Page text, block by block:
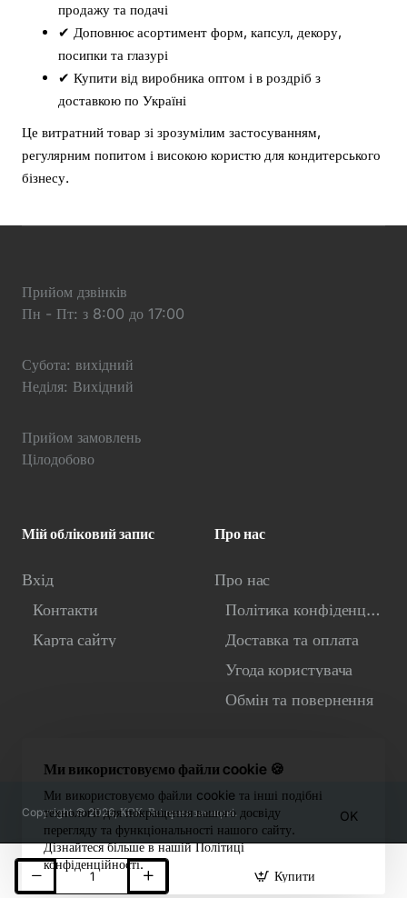
Ми використовуємо файли cookie 🍪
Ми використовуємо файли cookie та інші подібні
технології для покращення вашого досвіду
перегляду та функціональності нашого сайту.
Дізнайтеся більше в нашій Політиці
конфіденційності.
OK
Купити
продажу та подачі
✔ Доповнює асортимент форм, капсул, декору,
посипки та глазурі
✔ Купити від виробника оптом і в роздріб з
доставкою по Україні
Це витратний товар зі зрозумілим застосуванням,
регулярним попитом і високою користю для кондитерського
бізнесу.
Прийом дзвінків
Пн - Пт: з 8:00 до 17:00
Субота: вихідний
Неділя: Вихідний
Прийом замовлень
Цілодобово
Мій обліковий запис
Вхід
Контакти
Карта сайту
Про нас
Про нас
Політика конфіденційності
Доставка та оплата
Угода користувача
Обмін та повернення
Copyright © 2026, КОК. Всі права захищені.